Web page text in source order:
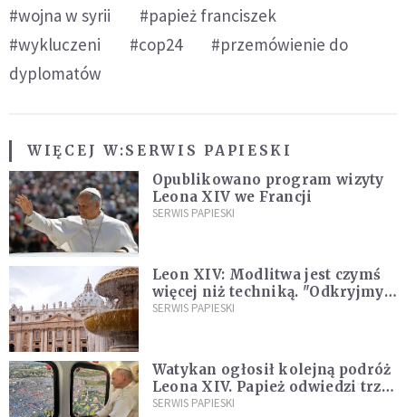
#wojna w syrii
#papież franciszek
#wykluczeni
#cop24
#przemówienie do
dyplomatów
WIĘCEJ W:SERWIS PAPIESKI
Opublikowano program wizyty
Leona XIV we Francji
SERWIS PAPIESKI
Leon XIV: Modlitwa jest czymś
więcej niż techniką. "Odkryjmy
ją na nowo"
SERWIS PAPIESKI
Watykan ogłosił kolejną podróż
Leona XIV. Papież odwiedzi trzy
kraje Ameryki Południowej
SERWIS PAPIESKI